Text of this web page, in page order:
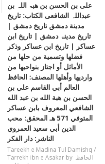
علی بن الحسن بن ھبۃ اللہ بن
عبداللہ الشافعی الكتاب: تاريخ
مدينة دمشق تاريخ دمشق |
تاریخ مدینۃ دمشق | تاریخ ابن
عساکر | تاريخ ابن عساكر وذكر
فضلها وتسمية من حلها من
الأماثل أو اجتاز بنواحيها من
وارديها وأهلها المصنف: الحافظ
العالم أبي القاسم علي بن
الحسن بن هبة الله بن عبد الله
الشافعي المعروف بابن عساكر
المتوفي 571 هـ المحقق: محب
الدين أبي سعيد العمروي
الناشر: دار الفكر
Tareekh e Madina Tul Damishq /
Tarrekh ibn e Asakar by الحافظ